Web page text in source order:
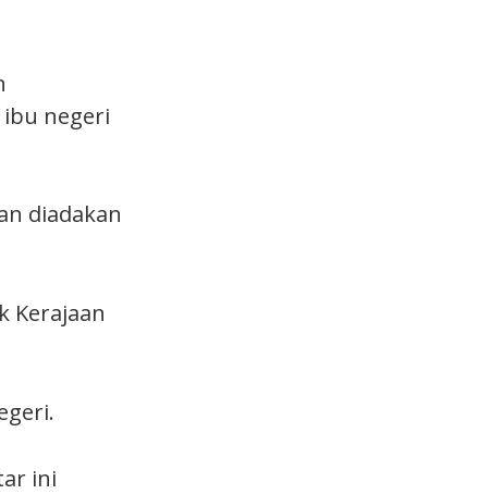
negeri
diadakan
Kerajaan
ini